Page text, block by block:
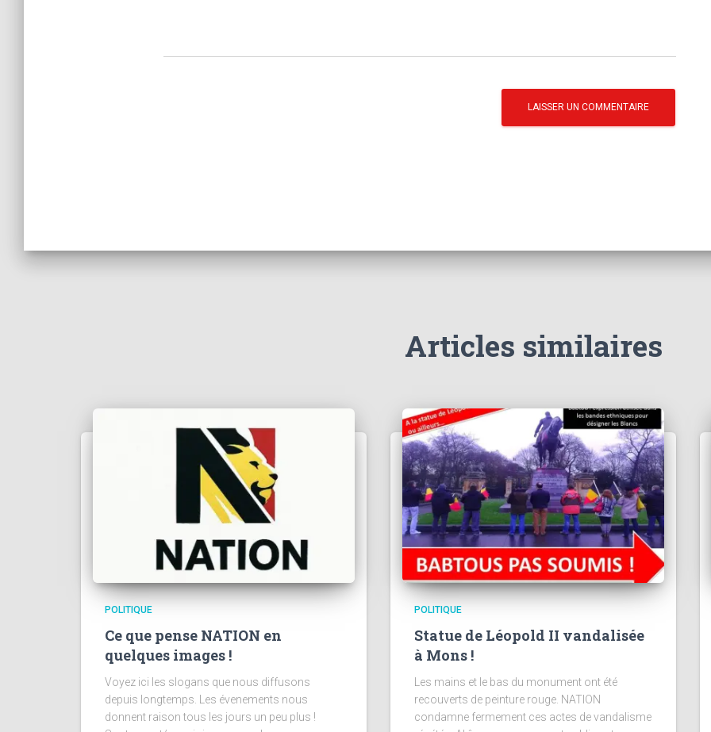
Articles similaires
POLITIQUE
Ce que pense NATION en
quelques images !
Voyez ici les slogans que nous diffusons
depuis longtemps. Les évenements nous
donnent raison tous les jours un peu plus !
POLITIQUE
Statue de Léopold II vandalisée
à Mons !
Les mains et le bas du monument ont été
recouverts de peinture rouge. NATION
condamne fermement ces actes de vandalisme